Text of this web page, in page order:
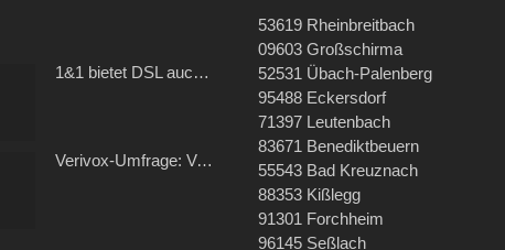
1&1 bietet DSL auch über GMX und WEB.DE
Verivox-Umfrage: Verbraucher zufrieden mit ihrem Kabel- und Internetanbieter
53619 Rheinbreitbach
09603 Großschirma
52531 Übach-Palenberg
95488 Eckersdorf
71397 Leutenbach
83671 Benediktbeuern
55543 Bad Kreuznach
88353 Kißlegg
91301 Forchheim
96145 Seßlach